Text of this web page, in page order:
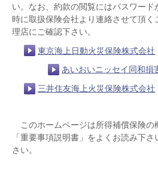
い。なお、約款の閲覧にはパスワー
時に取扱保険会社より連絡させて頂
理店にご確認下さい。
東京海上日動火災保険株式会社
あいおいニッセイ同和損
三井住友海上火災保険株式会社
このホームページは所得補償保険
「重要事項説明書」をよくお読み下
さい。